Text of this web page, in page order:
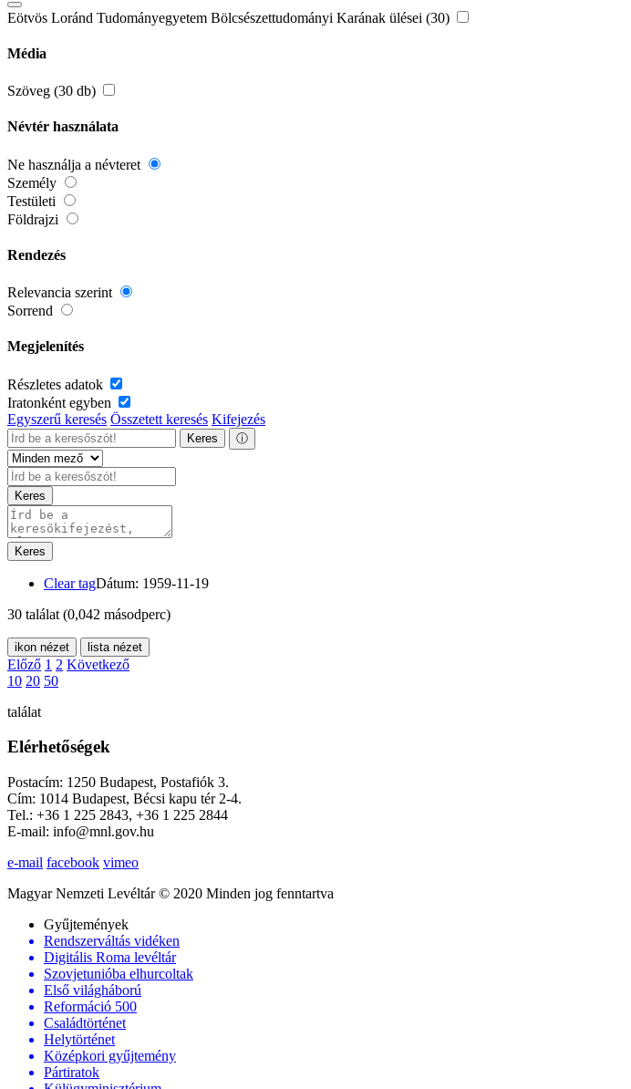
Eötvös Loránd Tudományegyetem Bölcsészettudományi Karának ülései (30)
Média
Szöveg (30 db)
Névtér használata
Ne használja a névteret
Személy
Testületi
Földrajzi
Rendezés
Relevancia szerint
Sorrend
Megjelenítés
Részletes adatok
Iratonként egyben
Egyszerű keresés Összetett keresés Kifejezés
Keres ⓘ
Keres
Keres
Clear tagDátum: 1959-11-19
30 találat (0,042 másodperc)
ikon nézet lista nézet
Előző 1 2 Következő
10 20 50
találat
Elérhetőségek
Postacím: 1250 Budapest, Postafiók 3.
Cím: 1014 Budapest, Bécsi kapu tér 2-4.
Tel.: +36 1 225 2843, +36 1 225 2844
E-mail: info@mnl.gov.hu
e-mail facebook vimeo
Magyar Nemzeti Levéltár © 2020 Minden jog fenntartva
Gyűjtemények
Rendszerváltás vidéken
Digitális Roma levéltár
Szovjetunióba elhurcoltak
Első világháború
Reformáció 500
Családtörténet
Helytörténet
Középkori gyűjtemény
Pártiratok